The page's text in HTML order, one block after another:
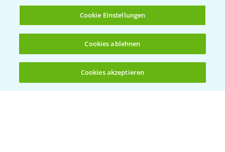
(noch 4)
Allgemeine Nutzungsbedingungen
Datenschutzerklärung
Impressum
Gebrauchshinweise
© Bayer CropScience Deutschland GmbH
Cookie Einstellungen
Cookies ablehnen
Cookies akzeptieren